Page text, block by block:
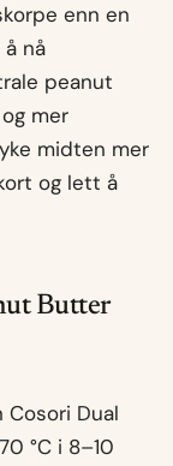
enn en
nå
peanut
mer
midten mer
og lett å
Butter
Cosori Dual
°C i 8–10